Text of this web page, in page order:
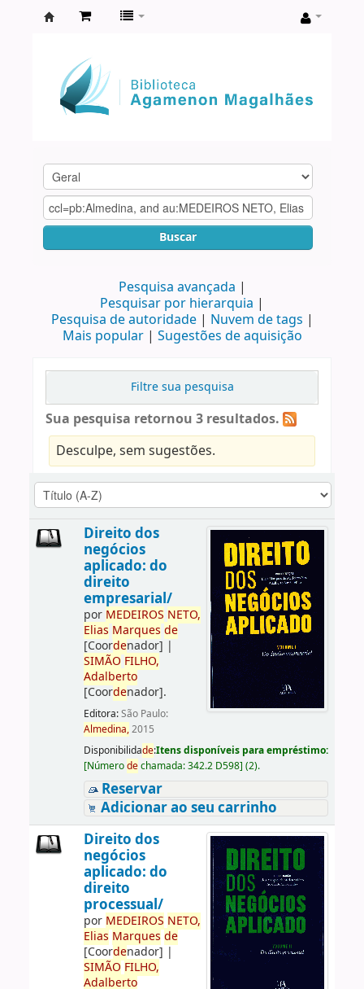
Agamenon
Magalhães
Buscar
Pesquisa avançada
Pesquisar por hierarquia
Pesquisa de autoridade
Nuvem de tags
Mais popular
Sugestões de aquisição
Filtre sua pesquisa
Sua pesquisa retornou 3 resultados.
Desculpe, sem sugestões.
Direito dos
negócios
aplicado: do
direito
empresarial/
por MEDEIROS NETO,
Elias Marques de
[Coordenador] |
SIMÃO FILHO,
Adalberto
[Coordenador].
Editora:São Paulo:
Almedina,2015
Disponibilidade:Itens disponíveis para empréstimo:
[Númerodechamada:342.2 D598] (2).
Reservar
Adicionar ao seu carrinho
Direito dos
negócios
aplicado: do
direito
processual/
por MEDEIROS NETO,
Elias Marques de
[Coordenador] |
SIMÃO FILHO,
Adalberto